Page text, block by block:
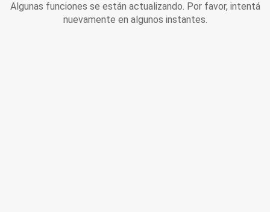
Algunas funciones se están actualizando. Por favor, intentá
nuevamente en algunos instantes.